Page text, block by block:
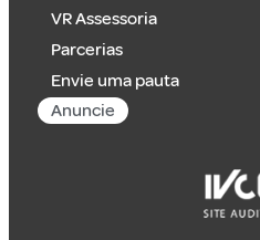
VR Assessoria
Parcerias
Envie uma pauta
Anuncie